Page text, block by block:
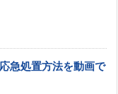
急処置方法を動画で